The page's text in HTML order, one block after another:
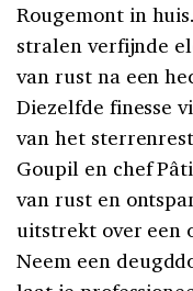
Rougemont in
stralen verfijnde
van rust na een
Diezelfde finesse
van het
Goupil en chef
van rust en
uitstrekt over een
Neem een